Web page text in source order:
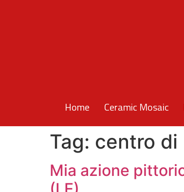
Home Ceramic Mosaic
Tag: centro di
Mia azione